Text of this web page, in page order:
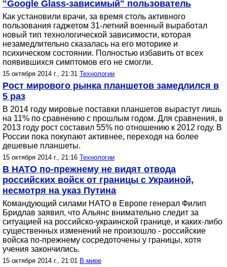
"Google Glass-зависимый" пользователь
Как установили врачи, за время столь активного
пользования гаджетом 31-летний военный выработал
новый тип технологической зависимости, которая
незамедлительно сказалась на его моторике и
психическом состоянии. Полностью избавить от всех
появившихся симптомов его не смогли.
15 октября 2014 г., 21:31 Технологии
Рост мирового рынка планшетов замедлился в
5 раз
В 2014 году мировые поставки планшетов вырастут лишь
на 11% по сравнению с прошлым годом. Для сравнения, в
2013 году рост составил 55% по отношению к 2012 году. В
России пока покупают активнее, переходя на более
дешевые планшеты.
15 октября 2014 г., 21:16 Технологии
В НАТО по-прежнему не видят отвода
российских войск от границы с Украиной,
несмотря на указ Путина
Командующий силами НАТО в Европе генерал Филип
Бридлав заявил, что Альянс внимательно следит за
ситуацией на российско-украинской границе, и каких-либо
существенных изменений не произошло - российские
войска по-прежнему сосредоточены у границы, хотя
учения закончились.
15 октября 2014 г., 21:01 В мире